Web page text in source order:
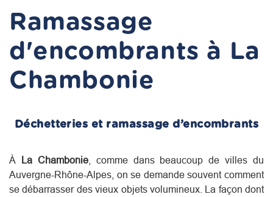
Ramassage
d'encombrants à La
Chambonie
Déchetteries et ramassage d’encombrants
À La Chambonie, comme dans beaucoup de villes du
Auvergne-Rhône-Alpes , on se demande souvent comment
se débarrasser des vieux objets volumineux. La façon dont